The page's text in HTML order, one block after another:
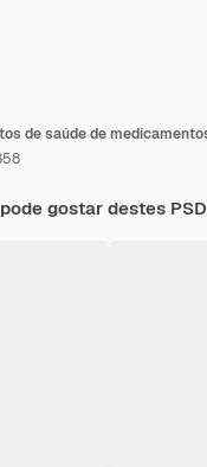
gostar destes PSD